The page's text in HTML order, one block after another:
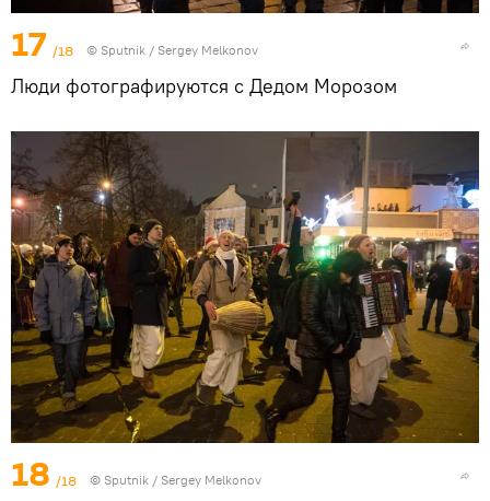
17 /18 © Sputnik / Sergey Melkonov
Люди фотографируются с Дедом Морозом
18 /18 © Sputnik / Sergey Melkonov